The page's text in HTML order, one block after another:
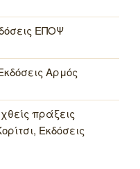
ΕΠΟΨ
Αρμός
πράξεις
Εκδόσεις